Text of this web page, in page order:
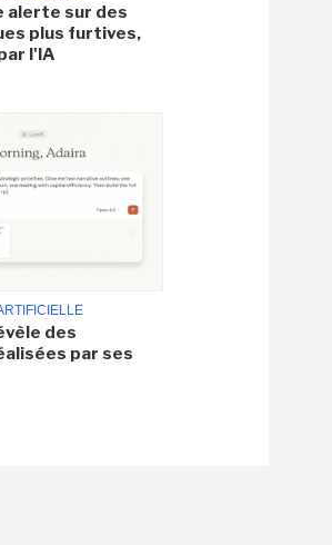
alerte sur des
plus furtives,
l'IA
des
par ses